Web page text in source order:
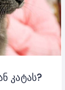
კატას?